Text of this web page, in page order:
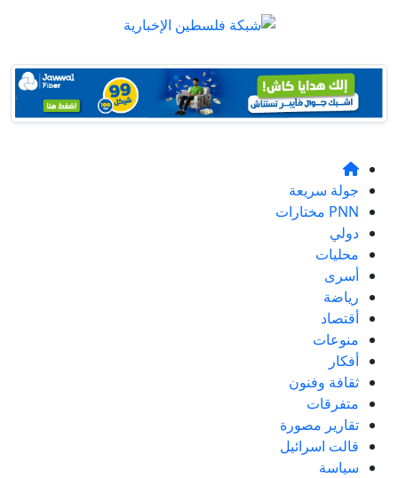
جولة سريعة
PNN مختارات
دولي
محليات
أسرى
رياضة
أقتصاد
منوعات
أفكار
ثقافة وفنون
متفرقات
تقارير مصورة
قالت اسرائيل
سياسة